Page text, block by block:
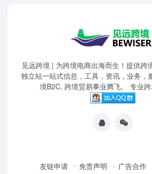
见远跨境 | 为跨境电商出海而生！提供跨
独立站一站式信息，工具，资讯，业务，
境B2C, 跨境贸易事业腾飞。 专业
友链申请 免责声明 广告合作